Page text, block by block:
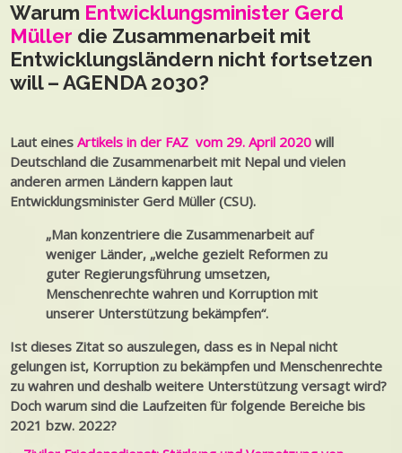
Warum Entwicklungsminister Gerd
Müller die Zusammenarbeit mit
Entwicklungsländern nicht fortsetzen
will – AGENDA 2030?
Laut einesArtikels in der FAZ vom 29. April 2020 will
Deutschland die Zusammenarbeit mit Nepal und vielen
anderen armen Ländern kappen laut
Entwicklungsminister Gerd Müller (CSU).
„Man konzentriere die Zusammenarbeit auf
weniger Länder, „welche gezielt Reformen zu
guter Regierungsführung umsetzen,
Menschenrechte wahren und Korruption mit
unserer Unterstützung bekämpfen“.
Ist dieses Zitat so auszulegen, dass es in Nepal nicht
gelungen ist, Korruption zu bekämpfen und Menschenrechte
zu wahren und deshalb weitere Unterstützung versagt wird?
Doch warum sind die Laufzeiten für folgende Bereiche bis
2021 bzw. 2022?